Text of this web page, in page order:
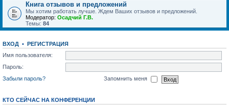
Книга отзывов и предложений
Мы хотим работать лучше. Ждем Ваших отзывов и предложений.
Модератор: Осадчий Г.В.
Темы: 84
ВХОД • РЕГИСТРАЦИЯ
Имя пользователя:
Пароль:
Забыли пароль?
Запомнить меня
КТО СЕЙЧАС НА КОНФЕРЕНЦИИ